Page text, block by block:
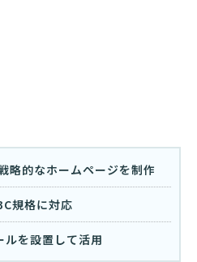
略的なホームページを制作
規格に対応
を設置して活用